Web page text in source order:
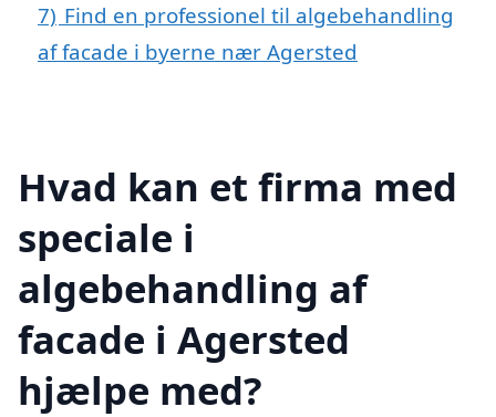
7) Find en professionel til algebehandling
af facade i byerne nær Agersted
Hvad kan et firma med
speciale i
algebehandling af
facade i Agersted
hjælpe med?